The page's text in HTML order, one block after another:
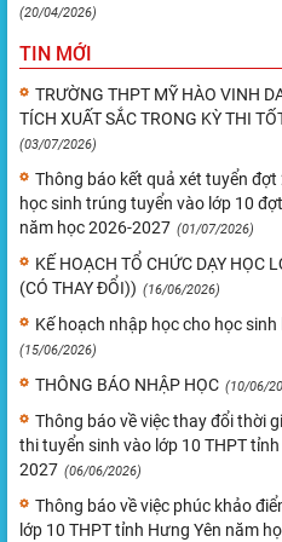
(20/04/2026)
TIN MỚI
TRƯỜNG THPT MỸ HÀO VINH
TÍCH XUẤT SẮC TRONG KỲ THI
(03/07/2026)
Thông báo kết quả xét tuyển
học sinh trúng tuyển vào lớp 10
năm học 2026-2027 (01/07/2026)
KẾ HOẠCH TỔ CHỨC DẠY HỌC
(CÓ THAY ĐỔI)) (16/06/2026)
Kế hoạch nhập học cho học
(15/06/2026)
THÔNG BÁO NHẬP HỌC (10/06/
Thông báo về việc thay đổi thời
thi tuyển sinh vào lớp 10 THPT
2027 (06/06/2026)
Thông báo về việc phúc khảo
lớp 10 THPT tỉnh Hưng Yên năm